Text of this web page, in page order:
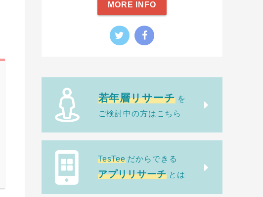
MORE INFO
若年層リサーチ を
ご検討中の方はこちら
TesTee だからできる
アプリリサーチ とは